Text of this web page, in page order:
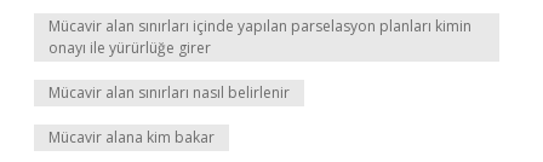
Mücavir alan sınırları içinde yapılan parselasyon planları kimin
onayı ile yürürlüğe girer
Mücavir alan sınırları nasıl belirlenir
Mücavir alana kim bakar